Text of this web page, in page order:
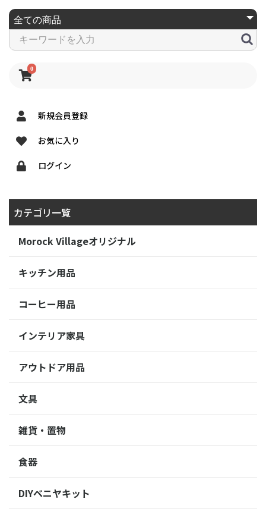
0
新規会員登録
お気に入り
ログイン
カテゴリ一覧
Morock Villageオリジナル
キッチン用品
コーヒー用品
インテリア家具
アウトドア用品
文具
雑貨・置物
食器
DIYベニヤキット